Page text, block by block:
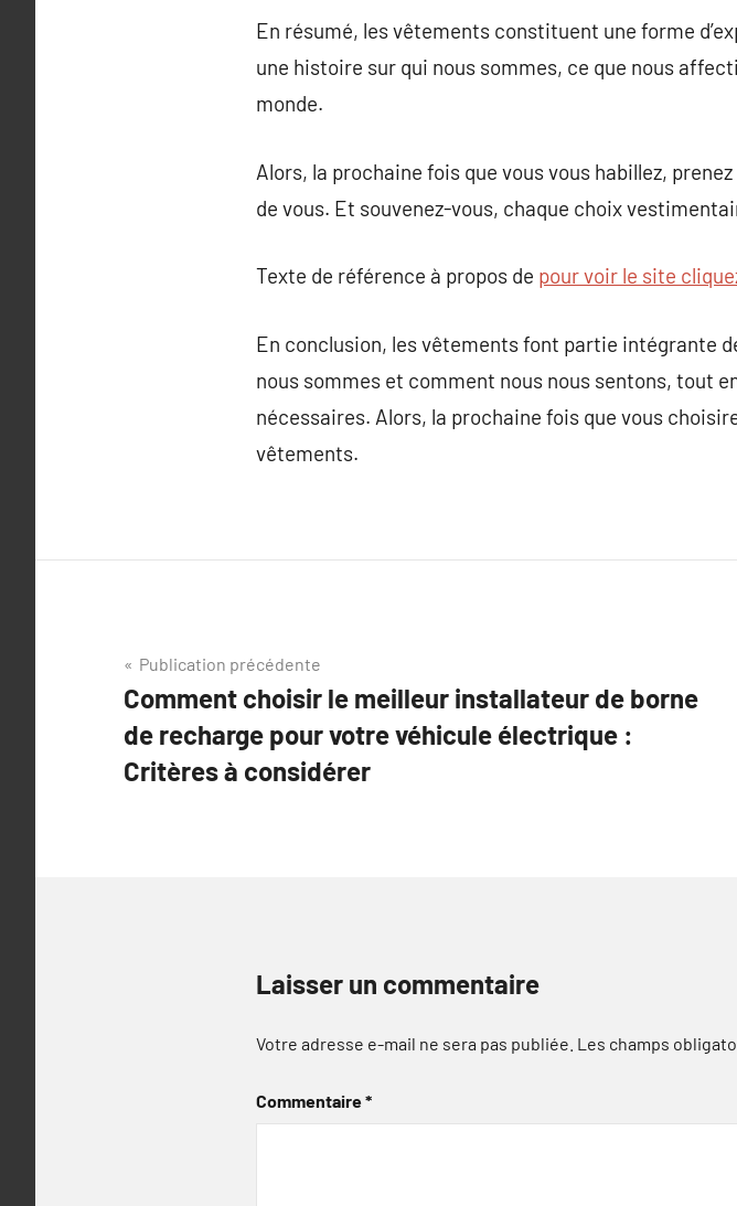
En résumé, les vêtements constituent une forme
une histoire sur qui nous sommes, ce que nous
monde.
Alors, la prochaine fois que vous vous habillez,
de vous. Et souvenez-vous, chaque choix
Texte de référence à propos de pour voir le site
En conclusion, les vêtements font partie intégrante
nous sommes et comment nous nous sentons, tout
nécessaires. Alors, la prochaine fois que vous
vêtements.
Navigation
de
l’article
Publication précédente
Comment choisir le meilleur installateur de borne
de recharge pour votre véhicule électrique :
Critères à considérer
Laisser un commentaire
Votre adresse e-mail ne sera pas publiée. Les champs
Commentaire*